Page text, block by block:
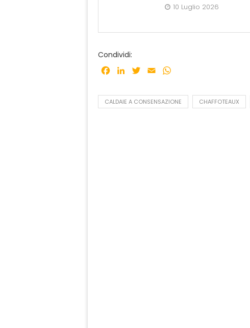
10 Luglio 2026
Condividi:
Facebook
LinkedInTwitter
Email
CALDAIE A CONSENSAZIONE CHAFFOTEAUX